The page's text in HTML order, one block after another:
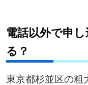
電話以外で申
る？
東京都杉並区の粗